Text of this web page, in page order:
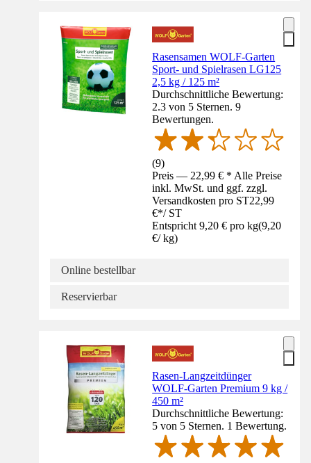
Rasensamen WOLF-Garten
Sport- und Spielrasen LG125
2,5 kg / 125 m²
Durchschnittliche Bewertung:
2.3 von 5 Sternen. 9
Bewertungen.
(9)
Preis — 22,99 € * Alle Preise
inkl. MwSt. und ggf. zzgl.
Versandkosten pro ST22,99
€*/ ST
Entspricht 9,20 € pro kg(9,20
€/ kg)
Online bestellbar
Reservierbar
Rasen-Langzeitdünger
WOLF-Garten Premium 9 kg /
450 m²
Durchschnittliche Bewertung:
5 von 5 Sternen. 1 Bewertung.